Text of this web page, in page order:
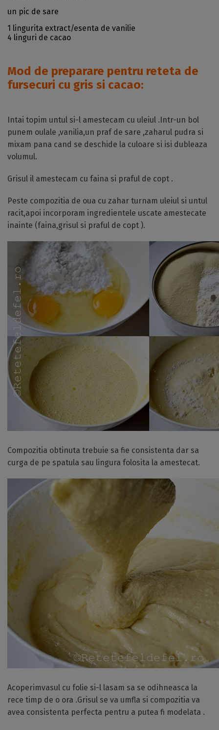
un pic de sare
1 lingurita extract/esenta de vanilie
4 linguri de cacao
Mod de preparare pentru reteta de
fursecuri cu gris si cacao:
Intai topim untul si-l amestecam cu uleiul .Intr-un bol
punem oulale ,vanilia,un praf de sare ,zaharul pudra si
mixam pana cand se deschide la culoare si isi dubleaza
volumul.
Grisul il amestecam cu faina si praful de copt .
Peste compozitia de oua cu zahar turnam uleiul si untul
racit,apoi incorporam ingredientele uscate amestecate
inainte (faina,grisul si praful de copt ).
Compozitia obtinuta trebuie sa fie consistenta dar sa
curga de pe spatula sau lingura folosita la amestecat.
Acoperimvasul cu folie si-l lasam sa se odihneasca la
rece timp de o ora .Grisul se va umfla si compozitia va
avea consistenta perfecta pentru a putea fi modelata .